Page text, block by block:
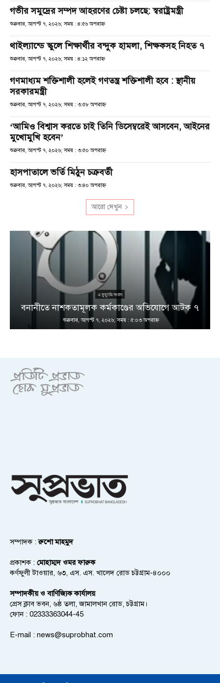
গভীর সমুদ্রের সম্পদ আহরণের চেষ্টা চলছে: স্বরাষ্ট্রমন্ত্রী
শুক্রবার, আগস্ট ৭, ২০২৬; সময় : ৪:৫৬ অপরাহ্ণ
থাইল্যান্ডে স্কুলে শিক্ষার্থীর বন্দুক হামলা, শিক্ষকসহ নিহত ৭
শুক্রবার, আগস্ট ৭, ২০২৬; সময় : ৪:১২ অপরাহ্ণ
গণমাধ্যম শক্তিশালী হলেই গণতন্ত্র শক্তিশালী হবে : স্থানীয়
সরকারমন্ত্রী
শুক্রবার, আগস্ট ৭, ২০২৬; সময় : ৩:৫৮ অপরাহ্ণ
‘আমিও বিশ্বাস করতে চাই তিনি ডিসেম্বরেই আসবেন, আইনের
মুখোমুখি হবেন’
শুক্রবার, আগস্ট ৭, ২০২৬; সময় : ৩:৫০ অপরাহ্ণ
হাসপাতালে ভর্তি মিঠুন চক্রবর্তী
শুক্রবার, আগস্ট ৭, ২০২৬; সময় : ৩:৪০ অপরাহ্ণ
আরো দেখুন
এ মুহূর্তের সংবাদ
বনানীতে নাশকতামূলক কর্মকাণ্ডের অভিযোগে আটক ৭
শুক্রবার, আগস্ট ৭, ২০২৬; সময় : ৫:০৩ অপরাহ্ণ
সম্পাদক :রুশো মাহমুদ
প্রকাশক : মোহাম্মদ ওমর ফারুক
কর্ণফুলী টাওয়ার, ৬৩, এস. এস. খালেদ রোড চট্টগ্রাম-৪০০০
সম্পাদকীয় ও বাণিজ্যিক কার্যালয়
প্রেস ক্লাব ভবন, ৬ষ্ঠ তলা, জামালখান রোড, চট্টগ্রাম।
ফোন : 02333363044-45
E-mail : news@suprobhat.com